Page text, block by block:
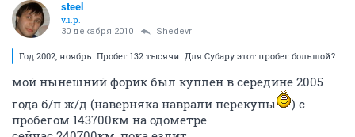
steel
v.i.p.
30 декабря 2010 Shedevr
Год 2002, ноябрь. Пробег 132 тысячи. Для Субару этот пробег большой?
мой нынешний форик был куплен в середине 2005
года б/п ж/д (наверняка наврали перекупы
) с
пробегом 143700км на одометре